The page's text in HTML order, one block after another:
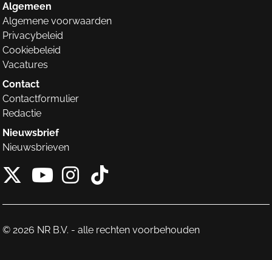
Algemeen
Algemene voorwaarden
Privacybeleid
Cookiebeleid
Vacatures
Contact
Contactformulier
Redactie
Nieuwsbrief
Nieuwsbrieven
X van NieuwRechts
Instagram van
Tiktok van
© 2026 NR B.V. - alle rechten voorbehouden